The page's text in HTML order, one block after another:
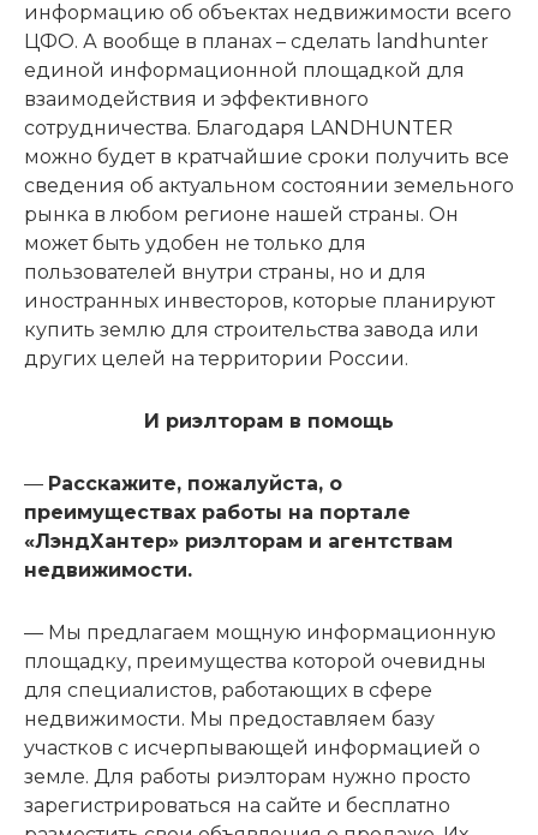
информацию об объектах недвижимости всего
ЦФО. А вообще в планах – сделать landhunter
единой информационной площадкой для
взаимодействия и эффективного
сотрудничества. Благодаря LANDHUNTER
можно будет в кратчайшие сроки получить все
сведения об актуальном состоянии земельного
рынка в любом регионе нашей страны. Он
может быть удобен не только для
пользователей внутри страны, но и для
иностранных инвесторов, которые планируют
купить землю для строительства завода или
других целей на территории России.
И риэлторам в помощь
— Расскажите, пожалуйста, о
преимуществах работы на портале
«ЛэндХантер» риэлторам и агентствам
недвижимости.
— Мы предлагаем мощную информационную
площадку, преимущества которой очевидны
для специалистов, работающих в сфере
недвижимости. Мы предоставляем базу
участков с исчерпывающей информацией о
земле. Для работы риэлторам нужно просто
зарегистрироваться на сайте и бесплатно